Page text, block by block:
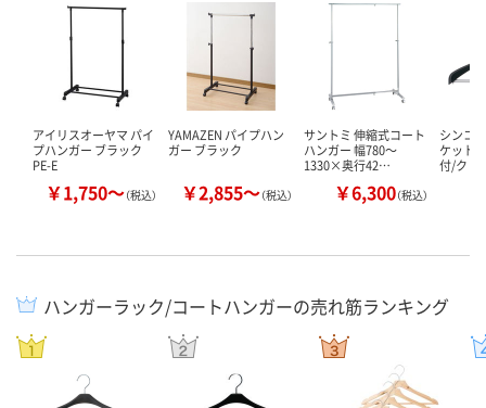
アイリスオーヤマ パイ
プハンガー ブラック
PE-E
￥1,750～（税込）
YAMAZEN パイプハン
ガー ブラック
￥2,855～（税込）
サントミ 伸縮式コート
ハンガー 幅780～
1330×奥行42…
￥6,300（税込）
シンコ
ケット
付/クリ
ハンガーラック/コートハンガーの売れ筋ランキング